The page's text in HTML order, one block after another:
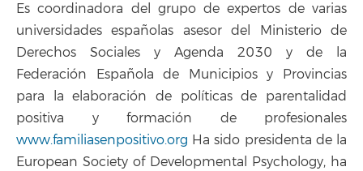
Es coordinadora del grupo de expertos de varias
universidades españolas asesor del Ministerio de
Derechos Sociales y Agenda 2030 y de la
Federación Española de Municipios y Provincias
para la elaboración de políticas de parentalidad
positiva y formación de profesionales
www.familiasenpositivo.org Ha sido presidenta de la
European Society of Developmental Psychology, ha